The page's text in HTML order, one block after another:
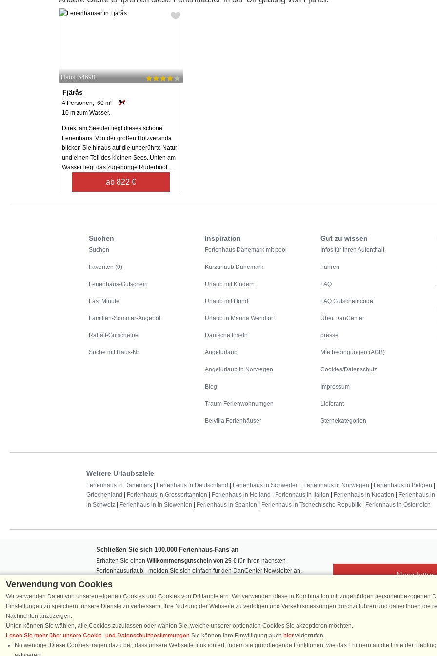
Haus: 54698
Fjärås
4 Personen, 60 m²
10 m zum Wasser.
Direkt am Seeufer liegt dieses schöne
Ferienhaus. Von der großen Holzveranda
blicken Sie hinaus auf die unberührte Natur
und einen Teil des kleinen Sees. Unten am
Wasser liegt das zugehörige Ruderboot. ...
ab 822 €
Suchen
Suchen
Favoriten (0)
Ferienhaus-Gutschein
Last Minute
Familien-Sommer-Angebot
Rabatt-Gutscheine
Suche mit Haus-Nr.
Inspiration
Ferienhaus Dänemark mit pool
Kurzurlaub Dänemark
Urlaub mit Kindern
Urlaub mit Hund
Urlaub in Marina Wendtorf
Dänische Inseln
Angelurlaub
Angelurlaub in Norwegen
Blog
Traum Ferienwohnumgen
Belvilla Ferienhäuser
Gut zu wissen
Infos für Ihren Aufenthalt
Fähren
FAQ
FAQ Gutscheincode
Über DanCenter
presse
Mietbedingungen (AGB)
Cookies/Datenschutz
Impressum
Lieferant
Sternekategorien
Weitere Urlaubsziele
Ferienhaus in Dänemark Ferienhaus in Deutschland Ferienhaus in Schweden Ferienhaus in Norwegen Ferienhaus in Belgien
Griechenland
Ferienhaus in Grossbritannien Ferienhaus in Holland Ferienhaus in Italien Ferienhaus in Kroatien
Ferienhaus in
in Schweiz
Ferienhaus in in Slowenien Ferienhaus in Spanien Ferienhaus in Tschechische Republik Ferienhaus in Österreich
Schließen Sie sich 100.000 Ferienhaus-Fans an
Erhalten Sie einen Willkommensgutschein von 25 € für Ihren nächsten
Ferienhausurlaub - melden Sie sich einfach für den DanCenter Newsletter an.
Verpassen Sie nie wieder exklusive Angebote, Gewinnspiele und Urlaubstipps!
Newsletter
Folgen Sie uns:
basierend auf mehr
Verwendung von Cookies
Wir verwenden Daten von unseren eigenen Cookies und Cookies von Drittanbietern. Wir verwenden diese in Kombination mit zugehörigen personenbezogenen
Einstellungen zu speichern, unsere Dienste zu verbessern, Ihre Nutzung der Webseite zu verfolgen und Verkehrsmessungen durchzuführen und dabei Ihnen die
Nachrichten anzuzeigen.
Unten können Sie wählen, alle Cookies zuzulassen oder wählen Sie, welche unserer optionalen Cookies Sie akzeptieren möchten.
Lesen Sie mehr über unsere Cookie- und Datenschutzbestimmungen.Sie können Ihre Einwilligung auch hier widerrufen.
Notwendige: Diese Cookies tragen dazu bei, dass unsere Webseite funktioniert, indem sie grundlegende Funktionen, wie das Erinnern an die Liste der